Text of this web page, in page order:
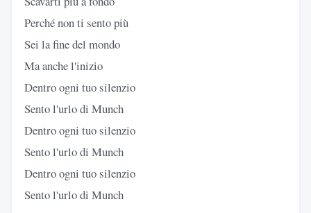
Perché non ti sento più
Sei la fine del mondo
Ma anche l'inizio
Dentro ogni tuo silenzio
Sento l'urlo di Munch
Dentro ogni tuo silenzio
Sento l'urlo di Munch
Dentro ogni tuo silenzio
Sento l'urlo di Munch